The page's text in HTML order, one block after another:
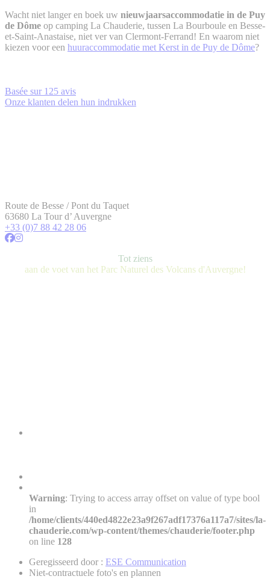
Wacht niet langer en boek uw nieuwjaarsaccommodatie in de Puy
de Dôme op camping La Chauderie, tussen La Bourboule en Besse-
et-Saint-Anastaise, niet ver van Clermont-Ferrand! En waarom niet
kiezen voor een huuraccommodatie met Kerst in de Puy de Dôme?
Basée sur 125 avis
Onze klanten delen hun indrukken
Route de Besse / Pont du Taquet
63680 La Tour d’ Auvergne
+33 (0)7 88 42 28 06
Tot ziens
aan de voet van het Parc Naturel des Volcans d'Auvergne!
Warning: Trying to access array offset on value of type bool
in
/home/clients/440ed4822e23a9f267adf17376a117a7/sites/la-
chauderie.com/wp-content/themes/chauderie/footer.php
on line 128
Geregisseerd door : ESE Communication
Niet-contractuele foto's en plannen